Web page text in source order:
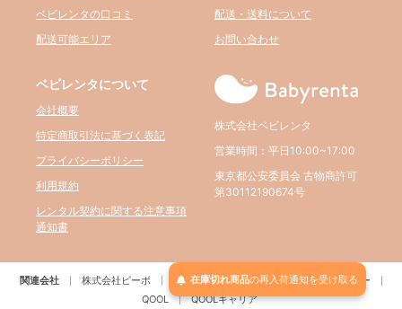
ベビレンタの口コミ
配送可能エリア
配送・送料について
お問い合わせ
ベビレンタについて
会社概要
特定商取引法に基づく表記
プライバシーポリシー
利用規約
レンタル契約に関する注意事項
通知書
株式会社ベビレンタ
営業時間：平日10:00~17:00
東京都公安委員会 古物商許可
第30112190674号
関連会社 株式会社ビーボ BELTA パルクレール
RE:アールイー
QOOL
QOOLキャリア
在庫切れ商品の再入荷通知を受け取る